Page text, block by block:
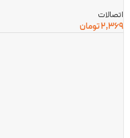
اتصالات
2,369تومان